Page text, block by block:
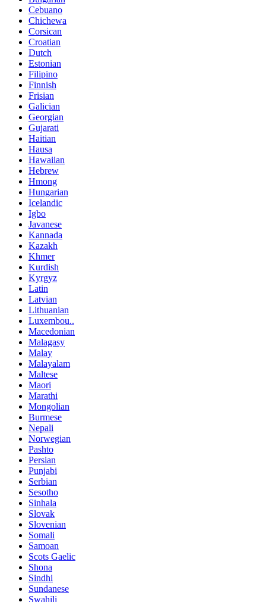
Cebuano
Chichewa
Corsican
Croatian
Dutch
Estonian
Filipino
Finnish
Frisian
Galician
Georgian
Gujarati
Haitian
Hausa
Hawaiian
Hebrew
Hmong
Hungarian
Icelandic
Igbo
Javanese
Kannada
Kazakh
Khmer
Kurdish
Kyrgyz
Latin
Latvian
Lithuanian
Luxembou..
Macedonian
Malagasy
Malay
Malayalam
Maltese
Maori
Marathi
Mongolian
Burmese
Nepali
Norwegian
Pashto
Persian
Punjabi
Serbian
Sesotho
Sinhala
Slovak
Slovenian
Somali
Samoan
Scots Gaelic
Shona
Sindhi
Sundanese
Swahili